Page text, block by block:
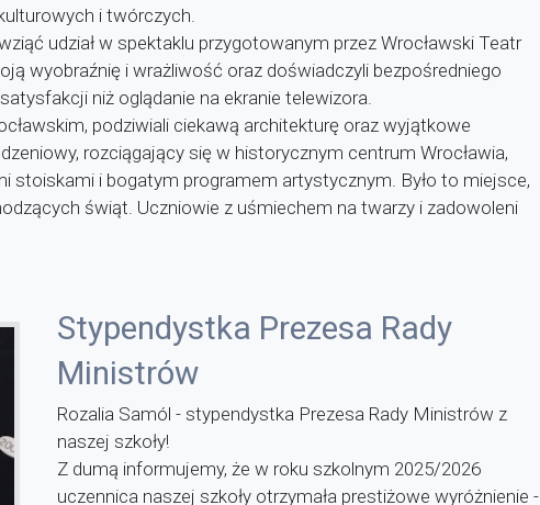
i twórczych.
udział w spektaklu przygotowanym przez Wrocławski Teatr
wyobraźnię i wrażliwość oraz doświadczyli bezpośredniego
niż oglądanie na ekranie telewizora.
podziwiali ciekawą architekturę oraz wyjątkowe
rozciągający się w historycznym centrum Wrocławia,
stoiskami i bogatym programem artystycznym. Było to miejsce,
świąt. Uczniowie z uśmiechem na twarzy i zadowoleni
Stypendystka Prezesa Rady
Ministrów
Rozalia Samól - stypendystka Prezesa Rady Ministrów z
naszej szkoły!
Z dumą informujemy, że w roku szkolnym 2025/2026
uczennica naszej szkoły otrzymała prestiżowe wyróżnienie -